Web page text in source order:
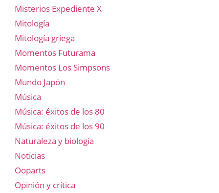
Misterios Expediente X
Mitología
Mitología griega
Momentos Futurama
Momentos Los Simpsons
Mundo Japón
Música
Música: éxitos de los 80
Música: éxitos de los 90
Naturaleza y biología
Noticias
Ooparts
Opinión y crítica